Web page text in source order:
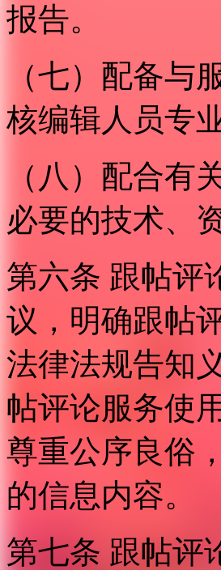
报告。
（七）配备与
核编辑人员专
（八）配合有
必要的技术、
第六条 跟帖评
议，明确跟帖
法律法规告知
帖评论服务使
尊重公序良俗
的信息内容。
第七条 跟帖评